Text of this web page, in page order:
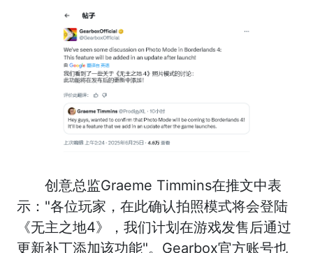
创意总监Graeme Timmins在推文中表
示："各位玩家，在此确认拍照模式将会登陆
《无主之地4》，我们计划在游戏发售后通过
更新补丁添加该功能"。Gearbox官方账号也